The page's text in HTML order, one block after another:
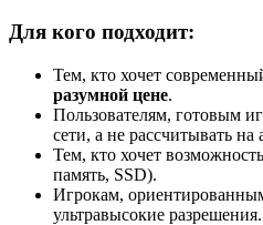
Для кого подходит:
Тем, кто хочет
разумной цене.
Пользователям, готовым
сети, а не рассчитывать на
Тем, кто хочет
память, SSD).
Игрокам,
ультравысокие разрешения.